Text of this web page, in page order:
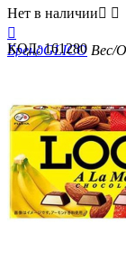
Нет в наличии 

БрендGLICO Вес/
КОД: 161280